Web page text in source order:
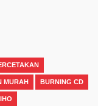
MURAH BURNING CD